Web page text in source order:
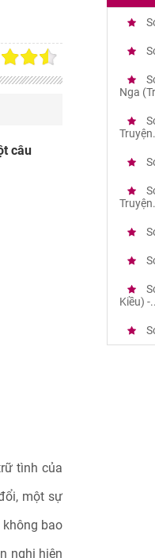
câu
tình của
một sự
bao
nghi hiện
Nga
Kiều) -